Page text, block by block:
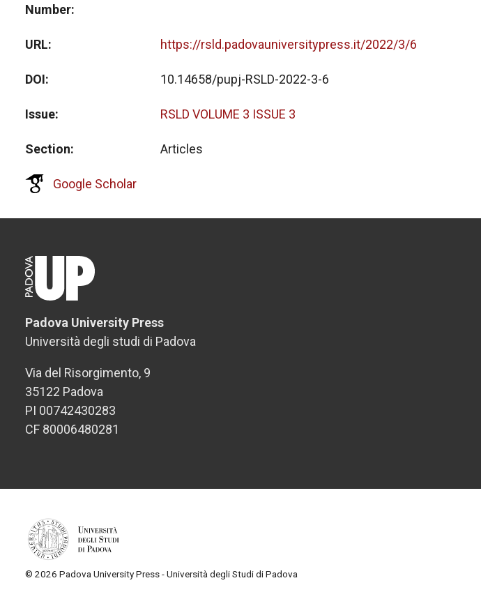
Number
URL https://rsld.padovauniversitypress.it/2022/3/6
DOI 10.14658/pupj-RSLD-2022-3-6
Issue RSLD VOLUME 3 ISSUE 3
Section Articles
Google Scholar
Padova University Press
Università degli studi di Padova
Via del Risorgimento, 9
35122 Padova
PI 00742430283
CF 80006480281
© 2026 Padova University Press - Università degli Studi di Padova